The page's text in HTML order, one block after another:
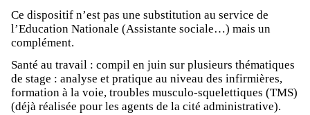
Ce dispositif n’est pas une substitution au service de
l’Education Nationale (Assistante sociale…) mais un
complément.
Santé au travail : compil en juin sur plusieurs thématiques
de stage : analyse et pratique au niveau des infirmières,
formation à la voie, troubles musculo-squelettiques (TMS)
(déjà réalisée pour les agents de la cité administrative).